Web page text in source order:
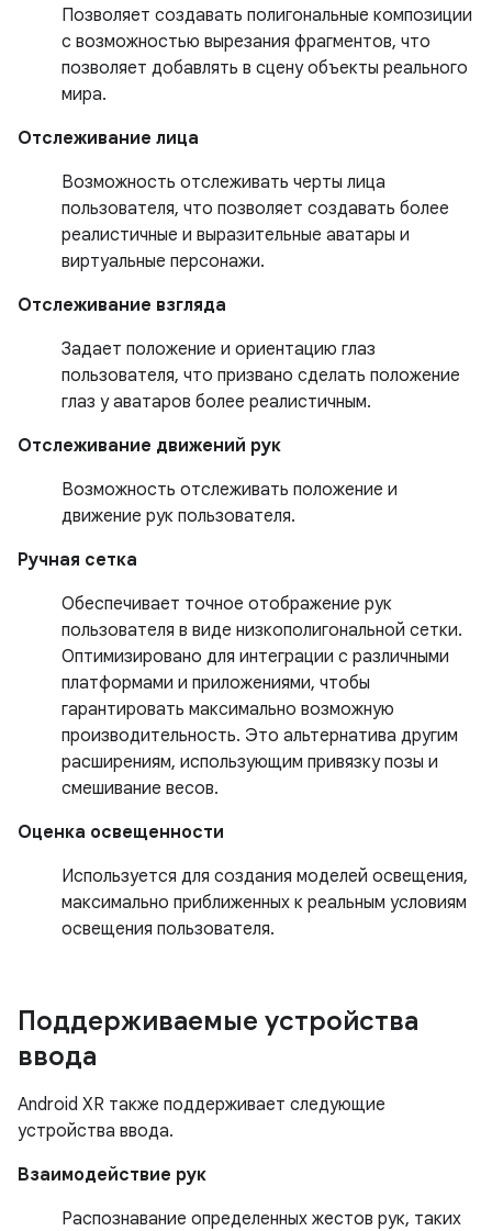
Позволяет создавать полигональные композиции
с возможностью вырезания фрагментов, что
позволяет добавлять в сцену объекты реального
мира.
Отслеживание лица
Возможность отслеживать черты лица
пользователя, что позволяет создавать более
реалистичные и выразительные аватары и
виртуальные персонажи.
Отслеживание взгляда
Задает положение и ориентацию глаз
пользователя, что призвано сделать положение
глаз у аватаров более реалистичным.
Отслеживание движений рук
Возможность отслеживать положение и
движение рук пользователя.
Ручная сетка
Обеспечивает точное отображение рук
пользователя в виде низкополигональной сетки.
Оптимизировано для интеграции с различными
платформами и приложениями, чтобы
гарантировать максимально возможную
производительность. Это альтернатива другим
расширениям, использующим привязку позы и
смешивание весов.
Оценка освещенности
Используется для создания моделей освещения,
максимально приближенных к реальным условиям
освещения пользователя.
Поддерживаемые устройства
ввода
Android XR также поддерживает следующие
устройства ввода.
Взаимодействие рук
Распознавание определенных жестов рук, таких